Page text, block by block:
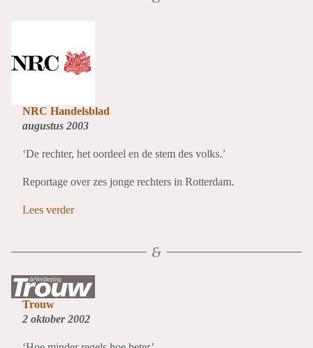
NRC Handelsblad
augustus 2003
‘De rechter, het oordeel en de stem des volks.’
Reportage over zes jonge rechters in Rotterdam.
Lees verder
Trouw
2 oktober 2002